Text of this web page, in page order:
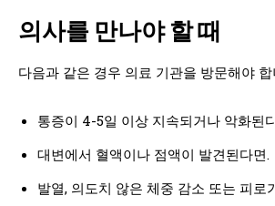
의사를 만나야 할 때
다음과 같은 경우 의료 기관을 방문해야
통증이 4-5일 이상 지속되거나 악화된
대변에서 혈액이나 점액이 발견된다면.
발열, 의도치 않은 체중 감소 또는 피로